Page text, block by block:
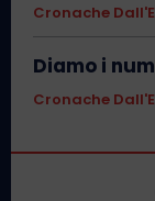
Cronache
Diamo i
Cronache